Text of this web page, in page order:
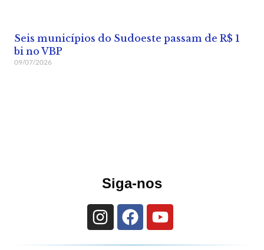
Seis municípios do Sudoeste passam de R$ 1
bi no VBP
09/07/2026
Siga-nos